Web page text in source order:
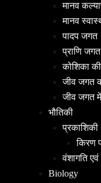
मानव
मानव
पादप जगत
प्राणि जगत
कोशिका
जीव जगत
जीव जगत में
भौतिकी
प्रकाशिकी
किरण
वंशागति एवं
Biology